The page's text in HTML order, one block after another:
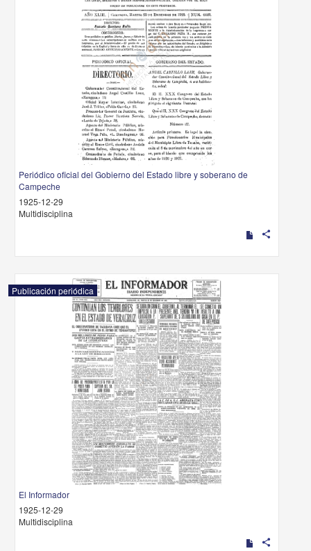
Periódico oficial del Gobierno del Estado libre y soberano de
Campeche
1925-12-29
Multidisciplina
share
Publicación periódica
El Informador
1925-12-29
Multidisciplina
share